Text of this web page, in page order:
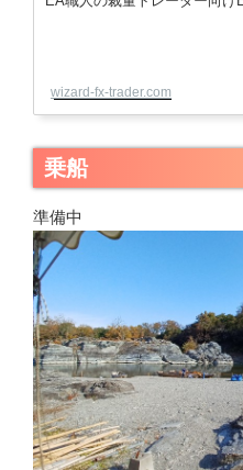
wizard-fx-trader.com
乗船
準備中